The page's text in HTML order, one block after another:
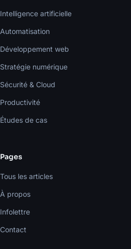
Intelligence artificielle
Automatisation
Développement web
Stratégie numérique
Sécurité & Cloud
Productivité
Études de cas
Pages
Tous les articles
À propos
Infolettre
Contact